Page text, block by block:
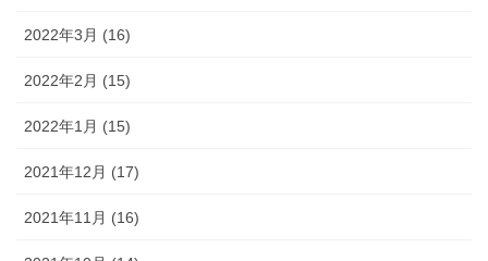
2022年3月 (16)
2022年2月 (15)
2022年1月 (15)
2021年12月 (17)
2021年11月 (16)